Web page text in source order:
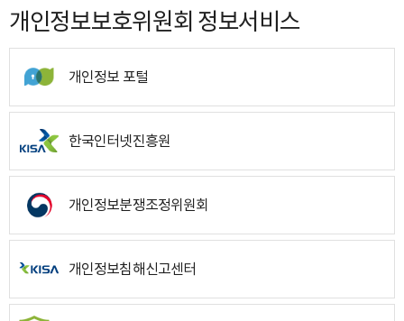
개인정보보호위원회 정보서비스
개인정보 포털
한국인터넷진흥원
개인정보분쟁조정위원회
개인정보침해신고센터